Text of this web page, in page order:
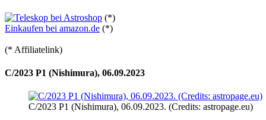
(*)
Einkaufen bei amazon.de (*)
(* Affiliatelink)
C/2023 P1 (Nishimura), 06.09.2023
C/2023 P1 (Nishimura), 06.09.2023. (Credits: astropage.eu)